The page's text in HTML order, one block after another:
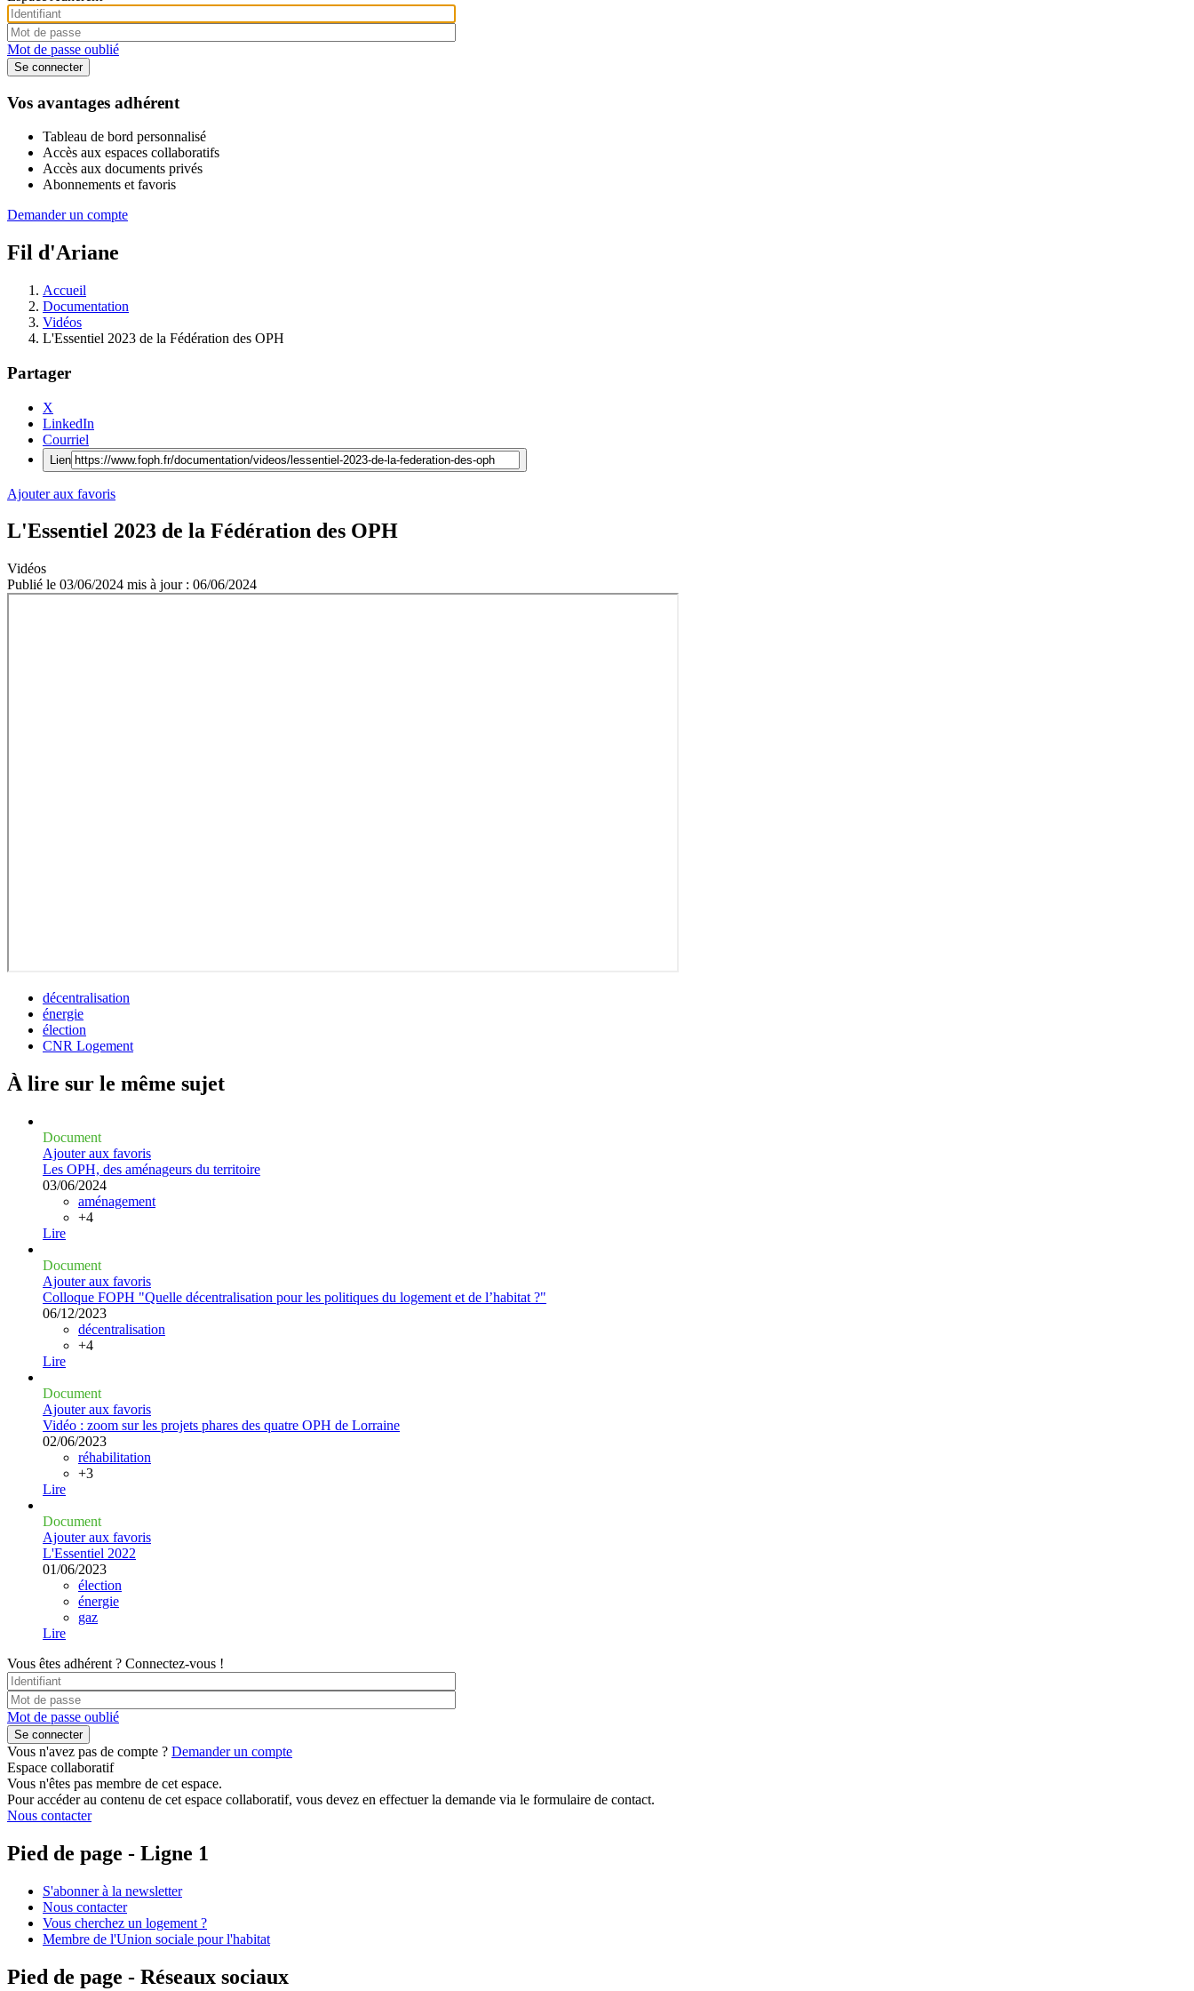
Mot de passe oublié
Vos avantages adhérent
Tableau de bord personnalisé
Accès aux espaces collaboratifs
Accès aux documents privés
Abonnements et favoris
Demander un compte
Fil d'Ariane
Accueil
Documentation
Vidéos
L'Essentiel 2023 de la Fédération des OPH
Partager
X
LinkedIn
Courriel
Lien
Ajouter aux favoris
L'Essentiel 2023 de la Fédération des OPH
Vidéos
Publié le 03/06/2024 mis à jour : 06/06/2024
décentralisation
énergie
élection
CNR Logement
À lire sur le même sujet
Document
Ajouter aux favoris
Les OPH, des aménageurs du territoire
03/06/2024
aménagement
+4
Lire
Document
Ajouter aux favoris
Colloque FOPH "Quelle décentralisation pour les politiques du logement et de l’habitat ?"
06/12/2023
décentralisation
+4
Lire
Document
Ajouter aux favoris
Vidéo : zoom sur les projets phares des quatre OPH de Lorraine
02/06/2023
réhabilitation
+3
Lire
Document
Ajouter aux favoris
L'Essentiel 2022
01/06/2023
élection
énergie
gaz
Lire
Vous êtes adhérent ? Connectez-vous !
Mot de passe oublié
Vous n'avez pas de compte ? Demander un compte
Espace collaboratif
Vous n'êtes pas membre de cet espace.
Pour accéder au contenu de cet espace collaboratif, vous devez en effectuer la demande via le formulaire de contact.
Nous contacter
Pied de page - Ligne 1
S'abonner à la newsletter
Nous contacter
Vous cherchez un logement ?
Membre de l'Union sociale pour l'habitat
Pied de page - Réseaux sociaux